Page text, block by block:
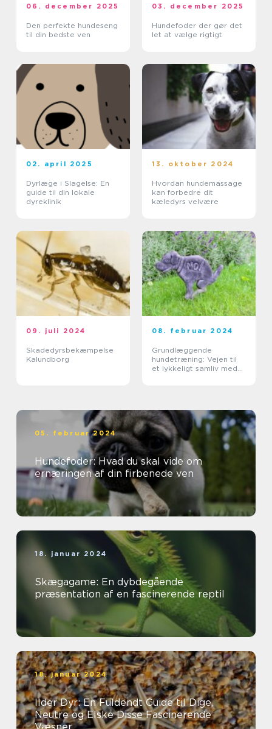
06. december 2025
Den perfekte hundeseng
til din bedste ven
03. december 2025
Hundefoder der gør det
let at vælge rigtigt
02. april 2025
Dyrlæge i Slagelse: En
guide til din lokale
dyreklinik
13. oktober 2024
Hvordan hundemassage
kan forbedre dit
kæledyrs velvære
09. juli 2024
Skadedyrsbekæmpelse
Kalundborg
08. februar 2024
Grundlæggende
hundetræning: Vejen til
et lykkeligt samliv med
05. februar 2024
Hundefoder: Hvad du skal vide om
ernæringen af din firbenede ven
18. januar 2024
Skægagame: En dybdegående
præsentation af en fascinerende reptil
18. januar 2024
Ilder Dyr: En Fuldendt Guide til Dige,
Neutre og Elske Disse Fascinerende